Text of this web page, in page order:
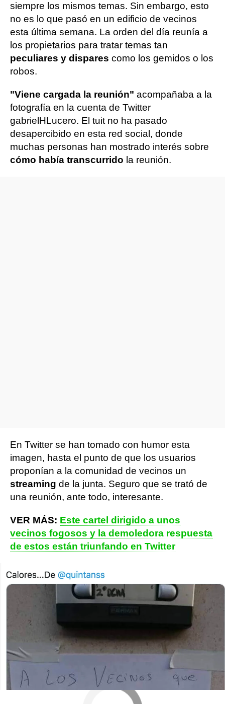
siempre los mismos temas. Sin embargo, esto
no es lo que pasó en un edificio de vecinos
esta última semana. La orden del día reunía a
los propietarios para tratar temas tan
peculiares y dispares como los gemidos o los
robos.
"Viene cargada la reunión" acompañaba a la
fotografía en la cuenta de Twitter
gabrielHLucero. El tuit no ha pasado
desapercibido en esta red social, donde
muchas personas han mostrado interés sobre
cómo había transcurrido la reunión.
En Twitter se han tomado con humor esta
imagen, hasta el punto de que los usuarios
proponían a la comunidad de vecinos un
streaming de la junta. Seguro que se trató de
una reunión, ante todo, interesante.
VER MÁS: Este cartel dirigido a unos
vecinos fogosos y la demoledora respuesta
de estos están triunfando en Twitter
Más sobre este tema:
Twitter